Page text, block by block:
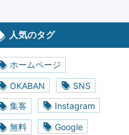
人気のタグ
ホームページ
OKABAN
SNS
集客
Instagram
無料 Google